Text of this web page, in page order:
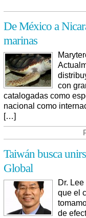
De México a
marinas
con
catalogadas como
nacional como
[…]
Taiwán busca
Global
Dr.
que el
de